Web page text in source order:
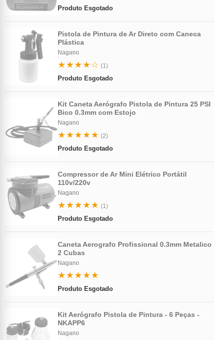
Produto Esgotado
Pistola de Pintura de Ar Direto com Caneca
Plástica
Nagano
★★★★☆ (1)
Produto Esgotado
Kit Caneta Aerógrafo Pistola de Pintura 25 PSI
Bico 0.3mm com Estojo
Nagano
★★★★★ (2)
Produto Esgotado
Compressor de Ar Mini Elétrico Portátil
110v/220v
Nagano
★★★★★ (1)
Produto Esgotado
Caneta Aerografo Profissional 0.3mm Metalico
2 Cubas
Nagano
★★★★★
Produto Esgotado
Kit Aerógrafo Pistola de Pintura - 6 Peças -
NKAPP6
Nagano